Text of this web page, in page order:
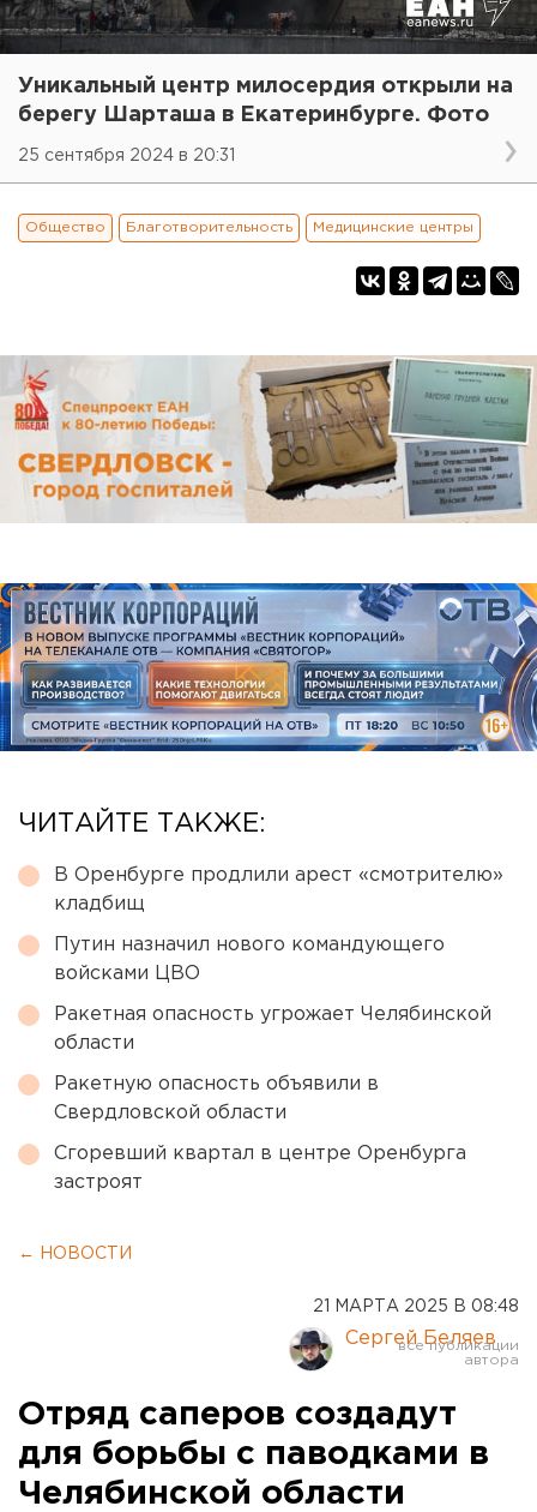
Уникальный центр милосердия открыли на
берегу Шарташа в Екатеринбурге. Фото
25 сентября 2024 в 20:31
Общество Благотворительность Медицинские центры
ЧИТАЙТЕ ТАКЖЕ:
В Оренбурге продлили арест «смотрителю»
кладбищ
Путин назначил нового командующего
войсками ЦВО
Ракетная опасность угрожает Челябинской
области
Ракетную опасность объявили в
Свердловской области
Сгоревший квартал в центре Оренбурга
застроят
← НОВОСТИ
21 МАРТА 2025 В 08:48
Сергей Беляев
Отряд саперов создадут
для борьбы с паводками в
Челябинской области